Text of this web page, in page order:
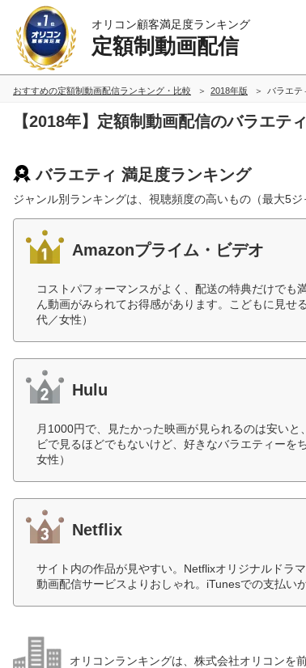
オリコン顧客満足度ランキング
定額制動画配信
おすすめの定額制動画配信ランキング・比較 2018年版 バラエテ
【2018年】定額制動画配信のバラエテ
バラエティ 満足度ランキング
ジャンル別ランキングは、視聴頻度の高いもの（最大5ジ
Amazonプライム・ビデオ
コストパフォーマンスがよく、配送の特典だけでも
ん動画がみられてお得感があります。こどもに見せ
代／女性）
Hulu
月1000円で、見たかった映画が見られるのは安い
ビで見るほどでもないけど、好きなバラエティーを
女性）
Netflix
サイト内の作品が見やすい。Netflixオリジナルドラ
動画配信サービスよりおしゃれ。iTunesでの支払い
オリコンランキングは、株式会社オリコンを